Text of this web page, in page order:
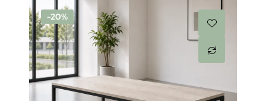
-20%